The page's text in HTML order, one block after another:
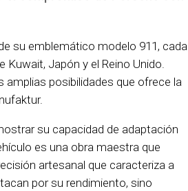
su emblemático modelo 911, cada
Kuwait, Japón y el Reino Unido.
amplias posibilidades que ofrece la
su capacidad de adaptación
es una obra maestra que
artesanal que caracteriza a
por su rendimiento, sino